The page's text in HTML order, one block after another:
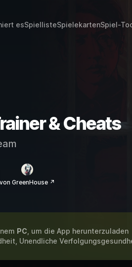
esSpiellisteSpielekartenSpiel-
& Cheats
von GreenHouse ↗
PC , um die App herunterzuladen
Unendliche